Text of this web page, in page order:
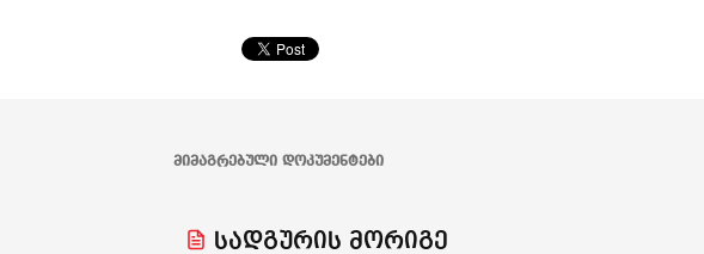
ᲛᲘᲛᲐᲒᲠᲔᲑᲣᲚᲘ ᲓᲝᲙᲣᲛᲔᲜᲢᲔᲑᲘ
სადგურის მორიგე